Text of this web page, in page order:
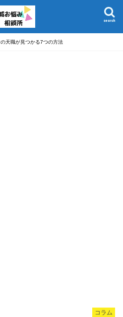
search
の天職が見つかる7つの方法
コラム